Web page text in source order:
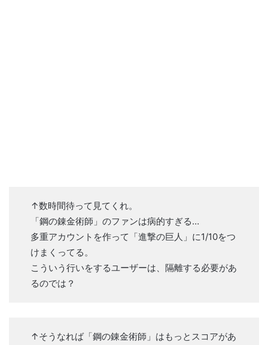
↑数時間待って見てくれ。
「鋼の錬金術師」のファンは病的すぎる…
多重アカウントを作って「進撃の巨人」に1/10をつ
けまくってる。
こういう行いをするユーザーは、隔離する必要があ
るのでは？
↑そうなれば「鋼の錬金術師」はもっとスコアがあ